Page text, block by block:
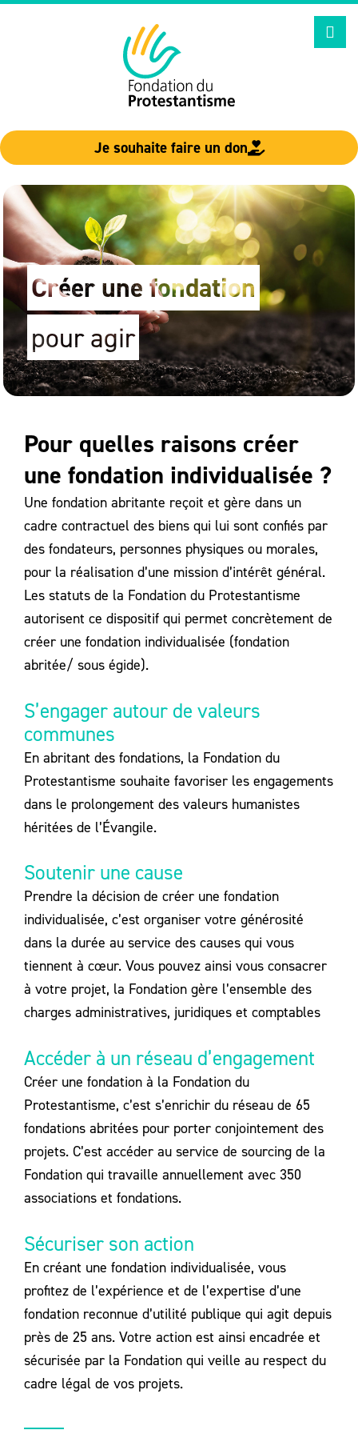
Je souhaite faire un don
Créer une fondation
pour agir
Pour quelles raisons créer
une fondation individualisée ?
Une fondation abritante reçoit et gère dans un
cadre contractuel des biens qui lui sont confiés par
des fondateurs, personnes physiques ou morales,
pour la réalisation d’une mission d’intérêt général.
Les statuts de la Fondation du Protestantisme
autorisent ce dispositif qui permet concrètement de
créer une fondation individualisée (fondation
abritée/ sous égide).
S’engager autour de valeurs
communes
En abritant des fondations, la Fondation du
Protestantisme souhaite favoriser les engagements
dans le prolongement des valeurs humanistes
héritées de l’Évangile.
Soutenir une cause
Prendre la décision de créer une fondation
individualisée, c’est organiser votre générosité
dans la durée au service des causes qui vous
tiennent à cœur. Vous pouvez ainsi vous consacrer
à votre projet, la Fondation gère l’ensemble des
charges administratives, juridiques et comptables
Accéder à un réseau d’engagement
Créer une fondation à la Fondation du
Protestantisme, c’est s’enrichir du réseau de 65
fondations abritées pour porter conjointement des
projets. C’est accéder au service de sourcing de la
Fondation qui travaille annuellement avec 350
associations et fondations.
Sécuriser son action
En créant une fondation individualisée, vous
profitez de l’expérience et de l’expertise d’une
fondation reconnue d’utilité publique qui agit depuis
près de 25 ans. Votre action est ainsi encadrée et
sécurisée par la Fondation qui veille au respect du
cadre légal de vos projets.